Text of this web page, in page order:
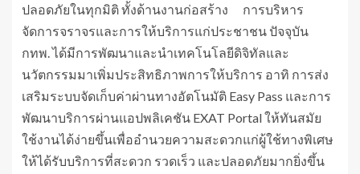
ปลอดภัยในทุกมิติ ทั้งด้านงานก่อสร้าง การบริหาร
จัดการจราจรและการให้บริการแก่ประชาชน ปัจจุบัน
กทพ. ได้มีการพัฒนาและนำเทคโนโลยีดิจิทัลและ
นวัตกรรมมาเพิ่มประสิทธิภาพการให้บริการ อาทิ การส่ง
เสริมระบบจัดเก็บค่าผ่านทางอัตโนมัติ Easy Pass และการ
พัฒนาบริการผ่านแอปพลิเคชัน EXAT Portal ให้ทันสมัย
ใช้งานได้ง่ายขึ้นเพื่ออำนวยความสะดวกแก่ผู้ใช้ทางพิเศษ
ให้ได้รับบริการที่สะดวก รวดเร็ว และปลอดภัยมากยิ่งขึ้น